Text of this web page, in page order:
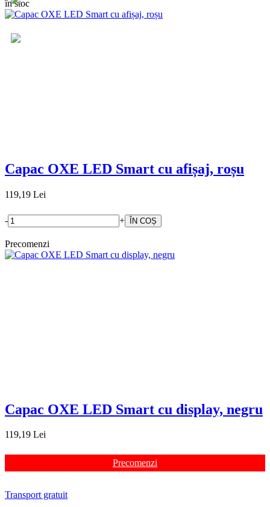
în stoc
Capac OXE LED Smart cu afișaj, roșu
119,19 Lei
- +
Precomenzi
Capac OXE LED Smart cu display, negru
119,19 Lei
Precomenzi
Transport gratuit